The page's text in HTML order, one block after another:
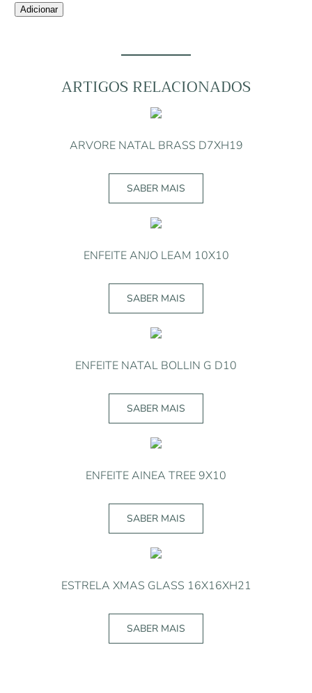
Quantidade
Adicionar
ARTIGOS RELACIONADOS
ARVORE NATAL BRASS D7XH19
SABER MAIS
ENFEITE ANJO LEAM 10X10
SABER MAIS
ENFEITE NATAL BOLLIN G D10
SABER MAIS
ENFEITE AINEA TREE 9X10
SABER MAIS
ESTRELA XMAS GLASS 16X16XH21
SABER MAIS